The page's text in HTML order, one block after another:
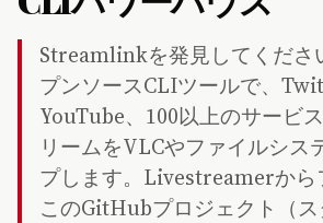
Streamlinkを発見してくださ
プンソースCLIツールで、
YouTube、100以上のサービ
リームをVLCやファイルシス
プします。Livestreamerから
このGitHubプロジェクト（ス